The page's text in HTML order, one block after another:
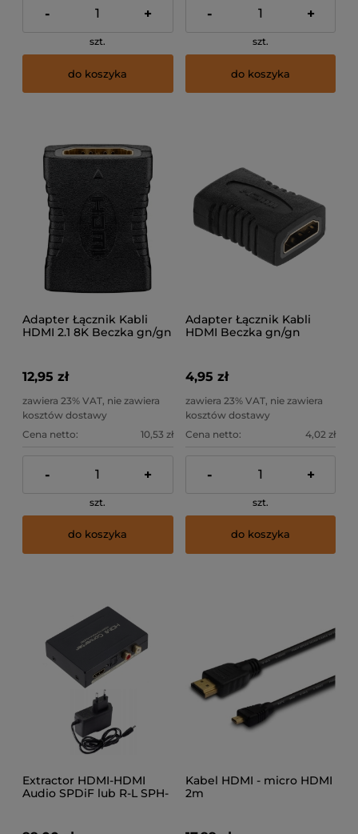
- +
szt.
do koszyka
- +
szt.
do koszyka
Adapter Łącznik Kabli
HDMI 2.1 8K Beczka gn/gn
12,95 zł
zawiera 23% VAT, nie zawiera
kosztów dostawy
Cena netto:
10,53 zł
- +
szt.
do koszyka
Adapter Łącznik Kabli
HDMI Beczka gn/gn
4,95 zł
zawiera 23% VAT, nie zawiera
kosztów dostawy
Cena netto:
4,02 zł
- +
szt.
do koszyka
Extractor HDMI-HDMI
Audio SPDiF lub R-L SPH-
Kabel HDMI - micro HDMI
2m